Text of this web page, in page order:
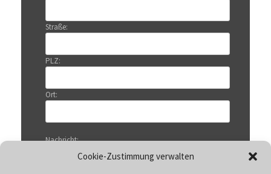
Cookie-Zustimmung verwalten
Straße:
PLZ:
Ort:
Nachricht: